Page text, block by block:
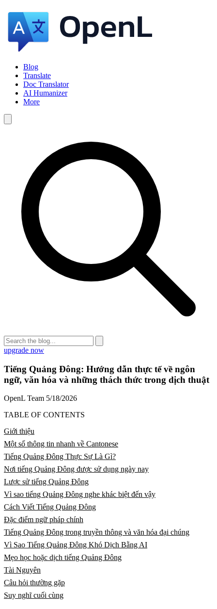
Blog
Translate
Doc Translator
AI Humanizer
More
upgrade now
Tiếng Quảng Đông: Hướng dẫn thực tế về ngôn
ngữ, văn hóa và những thách thức trong dịch thuật
OpenL Team 5/18/2026
TABLE OF CONTENTS
Giới thiệu
Một số thông tin nhanh về Cantonese
Tiếng Quảng Đông Thực Sự Là Gì?
Nơi tiếng Quảng Đông được sử dụng ngày nay
Lược sử tiếng Quảng Đông
Vì sao tiếng Quảng Đông nghe khác biệt đến vậy
Cách Viết Tiếng Quảng Đông
Đặc điểm ngữ pháp chính
Tiếng Quảng Đông trong truyền thông và văn hóa đại chúng
Vì Sao Tiếng Quảng Đông Khó Dịch Bằng AI
Mẹo học hoặc dịch tiếng Quảng Đông
Tài Nguyên
Câu hỏi thường gặp
Suy nghĩ cuối cùng